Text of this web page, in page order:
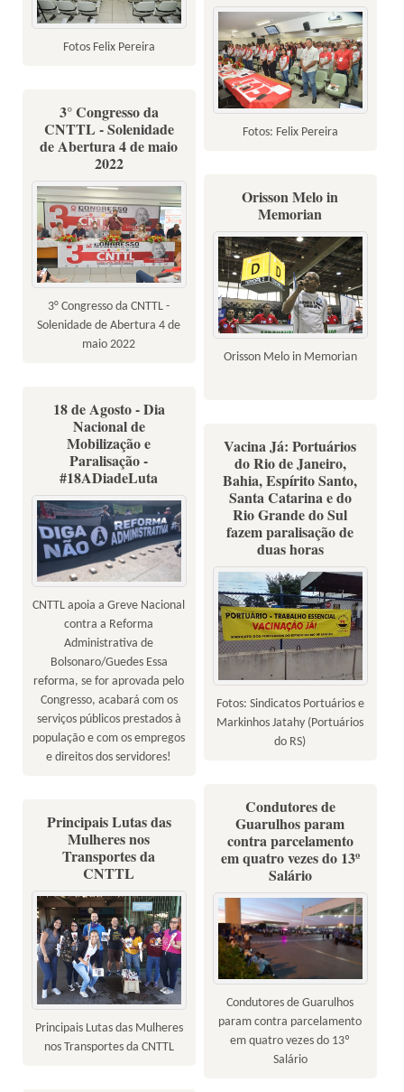
Fotos Felix Pereira
Fotos: Felix Pereira
3° Congresso da
CNTTL - Solenidade
de Abertura 4 de maio
2022
3° Congresso da CNTTL -
Solenidade de Abertura 4 de
maio 2022
Orisson Melo in
Memorian
Orisson Melo in Memorian
18 de Agosto - Dia
Nacional de
Mobilização e
Paralisação -
#18ADiadeLuta
CNTTL apoia a Greve Nacional
contra a Reforma
Administrativa de
Bolsonaro/Guedes Essa
reforma, se for aprovada pelo
Congresso, acabará com os
serviços públicos prestados à
população e com os empregos
e direitos dos servidores!
Vacina Já: Portuários
do Rio de Janeiro,
Bahia, Espírito Santo,
Santa Catarina e do
Rio Grande do Sul
fazem paralisação de
duas horas
Fotos: Sindicatos Portuários e
Markinhos Jatahy (Portuários
do RS)
Condutores de
Guarulhos param
contra parcelamento
em quatro vezes do 13º
Salário
Condutores de Guarulhos
param contra parcelamento
em quatro vezes do 13º
Salário
Principais Lutas das
Mulheres nos
Transportes da
CNTTL
Principais Lutas das Mulheres
nos Transportes da CNTTL